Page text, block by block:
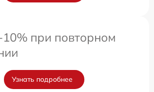
при повторном
Узнать подробнее